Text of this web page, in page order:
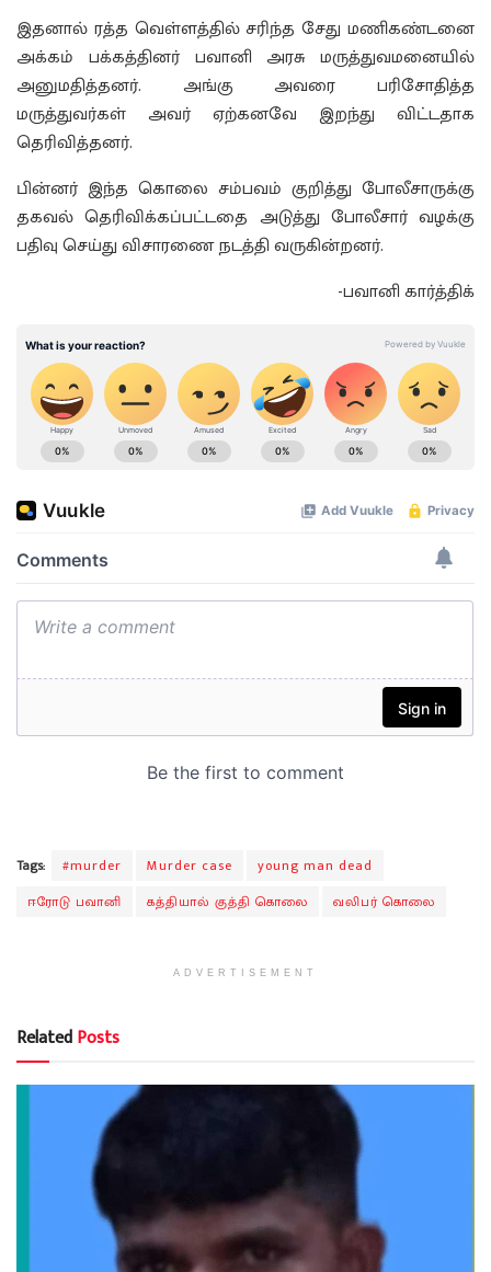
இதனால் ரத்த வெள்ளத்தில் சரிந்த சேது மணிகண்டனை
அக்கம் பக்கத்தினர் பவானி அரசு மருத்துவமனையில்
அனுமதித்தனர். அங்கு அவரை பரிசோதித்த
மருத்துவர்கள் அவர் ஏற்கனவே இறந்து விட்டதாக
தெரிவித்தனர்.
பின்னர் இந்த கொலை சம்பவம் குறித்து போலீசாருக்கு
தகவல் தெரிவிக்கப்பட்டதை அடுத்து போலீசார் வழக்கு
பதிவு செய்து விசாரணை நடத்தி வருகின்றனர்.
-பவானி கார்த்திக்
Tags: #murder Murder case
young man dead
ஈரோடு பவானி
கத்தியால் குத்தி கொலை வலிபர் கொலை
ADVERTISEMENT
RelatedPosts